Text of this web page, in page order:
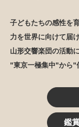
子どもたちの感性を
力を世界に向けて届
山形交響楽団の活動
"東京一極集中"から"
鑑